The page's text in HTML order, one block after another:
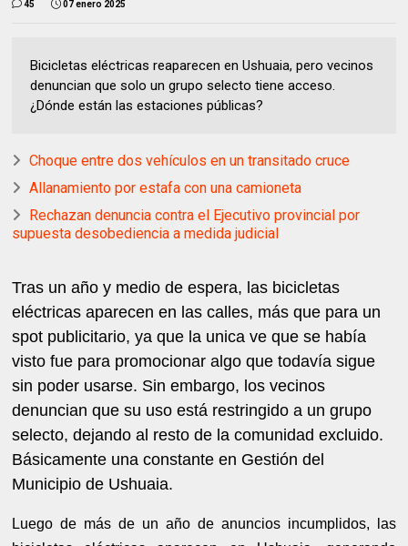
45 07 enero 2025
Bicicletas eléctricas reaparecen en Ushuaia, pero vecinos
denuncian que solo un grupo selecto tiene acceso.
¿Dónde están las estaciones públicas?
Choque entre dos vehículos en un transitado cruce
Allanamiento por estafa con una camioneta
Rechazan denuncia contra el Ejecutivo provincial por
supuesta desobediencia a medida judicial
Tras un año y medio de espera, las bicicletas
eléctricas aparecen en las calles, más que para un
spot publicitario, ya que la unica ve que se había
visto fue para promocionar algo que todavía sigue
sin poder usarse. Sin embargo, los vecinos
denuncian que su uso está restringido a un grupo
selecto, dejando al resto de la comunidad excluido.
Básicamente una constante en Gestión del
Municipio de Ushuaia.
Luego de más de un año de anuncios incumplidos, las